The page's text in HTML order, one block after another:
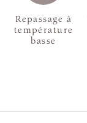
Repassage à
température
basse